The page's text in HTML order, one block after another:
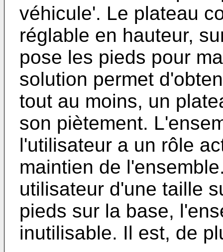
véhicule'. Le plateau
réglable en hauteur,
pose les pieds pour
solution permet
tout au moins, un
son piètement.
l'utilisateur a un rôle
maintien de
utilisateur d'une taille
pieds sur la base,
inutilisable. Il est, de